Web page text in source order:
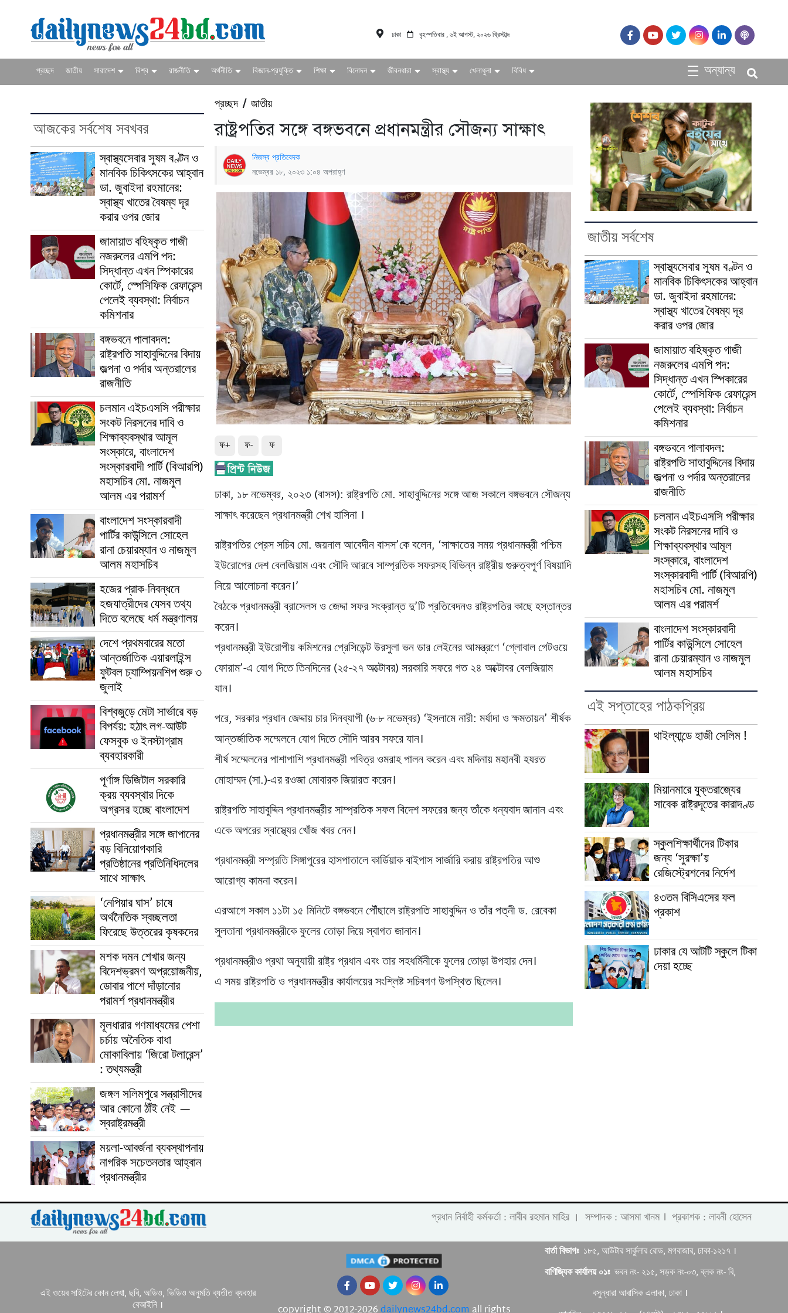
ঢাকা বৃহস্পতিবার , ৬ই আগস্ট, ২০২৬ খ্রিস্টাব্দ
প্রচ্ছদ জাতীয় সারাদেশ বিশ্ব রাজনীতি অর্থনীতি বিজ্ঞান-প্রযুক্তি শিক্ষা বিনোদন জীবনধারা স্বাস্থ্য খেলাধুলা বিবিধ অন্যান্য
আজকের সর্বশেষ সবখবর
স্বাস্থ্যসেবার সুষম বণ্টন ও
মানবিক চিকিৎসকের আহ্বান
ডা. জুবাইদা রহমানের:
স্বাস্থ্য খাতের বৈষম্য দূর
করার ওপর জোর
জামায়াত বহিষ্কৃত গাজী
নজরুলের এমপি পদ:
সিদ্ধান্ত এখন স্পিকারের
কোর্টে, স্পেসিফিক রেফারেন্স
পেলেই ব্যবস্থা: নির্বাচন
কমিশনার
বঙ্গভবনে পালাবদল:
রাষ্ট্রপতি সাহাবুদ্দিনের বিদায়
জল্পনা ও পর্দার অন্তরালের
রাজনীতি
চলমান এইচএসসি পরীক্ষার
সংকট নিরসনের দাবি ও
শিক্ষাব্যবস্থার আমূল
সংস্কারে, বাংলাদেশ
সংস্কারবাদী পার্টি (বিআরপি)
মহাসচিব মো. নাজমুল
আলম এর পরামর্শ
বাংলাদেশ সংস্কারবাদী
পার্টির কাউন্সিলে সোহেল
রানা চেয়ারম্যান ও নাজমুল
আলম মহাসচিব
হজের প্রাক-নিবন্ধনে
হজযাত্রীদের যেসব তথ্য
দিতে বলেছে ধর্ম মন্ত্রণালয়
দেশে প্রথমবারের মতো
আন্তর্জাতিক এয়ারলাইন্স
ফুটবল চ্যাম্পিয়নশিপ শুরু ৩
জুলাই
বিশ্বজুড়ে মেটা সার্ভারে বড়
বিপর্যয়: হঠাৎ লগ-আউট
ফেসবুক ও ইনস্টাগ্রাম
ব্যবহারকারী
পূর্ণাঙ্গ ডিজিটাল সরকারি
ক্রয় ব্যবস্থার দিকে
অগ্রসর হচ্ছে বাংলাদেশ
প্রধানমন্ত্রীর সঙ্গে জাপানের
বড় বিনিয়োগকারি
প্রতিষ্ঠানের প্রতিনিধিদলের
সাথে সাক্ষাৎ
‘নেপিয়ার ঘাস’ চাষে
অর্থনৈতিক স্বচ্ছলতা
ফিরেছে উত্তরের কৃষকদের
মশক দমন শেখার জন্য
বিদেশভ্রমণ অপ্রয়োজনীয়,
ডোবার পাশে দাঁড়ানোর
পরামর্শ প্রধানমন্ত্রীর
মূলধারার গণমাধ্যমের পেশা
চর্চায় অনৈতিক বাধা
মোকাবিলায় ‘জিরো টলারেন্স’
: তথ্যমন্ত্রী
জঙ্গল সলিমপুরে সন্ত্রাসীদের
আর কোনো ঠাঁই নেই —
স্বরাষ্ট্রমন্ত্রী
ময়লা-আবর্জনা ব্যবস্থাপনায়
নাগরিক সচেতনতার আহ্বান
প্রধানমন্ত্রীর
প্রচ্ছদ/জাতীয়
রাষ্ট্রপতির সঙ্গে বঙ্গভবনে প্রধানমন্ত্রীর সৌজন্য সাক্ষাৎ
নিজস্ব প্রতিবেদক
নভেম্বর ১৮, ২০২৩ ১:০৪ অপরাহ্ণ
ফ+ ফ- ফ
ঢাকা, ১৮ নভেম্বর, ২০২৩ (বাসস): রাষ্ট্রপতি মো. সাহাবুদ্দিনের সঙ্গে আজ সকালে বঙ্গভবনে সৌজন্য
সাক্ষাৎ করেছেন প্রধানমন্ত্রী শেখ হাসিনা ।
রাষ্ট্রপতির প্রেস সচিব মো. জয়নাল আবেদীন বাসস’কে বলেন, ‘সাক্ষাতের সময় প্রধানমন্ত্রী পশ্চিম
ইউরোপের দেশ বেলজিয়াম এবং সৌদি আরবে সাম্প্রতিক সফরসহ বিভিন্ন রাষ্ট্রীয় গুরুত্বপূর্ণ বিষয়াদি
নিয়ে আলোচনা করেন।’
বৈঠকে প্রধানমন্ত্রী ব্রাসেলস ও জেদ্দা সফর সংক্রান্ত দু’টি প্রতিবেদনও রাষ্ট্রপতির কাছে হস্তান্তর
করেন।
প্রধানমন্ত্রী ইউরোপীয় কমিশনের প্রেসিডেন্ট উরসুলা ভন ডার লেইনের আমন্ত্রণে ‘গ্লোবাল গেটওয়ে
ফোরাম’-এ যোগ দিতে তিনদিনের (২৫-২৭ অক্টোবর) সরকারি সফরে গত ২৪ অক্টোবর বেলজিয়াম
যান।
পরে, সরকার প্রধান জেদ্দায় চার দিনব্যাপী (৬-৮ নভেম্বর) ‘ইসলামে নারী: মর্যাদা ও ক্ষমতায়ন’ শীর্ষক
আন্তর্জাতিক সম্মেলনে যোগ দিতে সৌদি আরব সফরে যান।
শীর্ষ সম্মেলনের পাশাপাশি প্রধানমন্ত্রী পবিত্র ওমরাহ পালন করেন এবং মদিনায় মহানবী হযরত
মোহাম্মদ (সা.)-এর রওজা মোবারক জিয়ারত করেন।
রাষ্ট্রপতি সাহাবুদ্দিন প্রধানমন্ত্রীর সাম্প্রতিক সফল বিদেশ সফরের জন্য তাঁকে ধন্যবাদ জানান এবং
একে অপরের স্বাস্থ্যের খোঁজ খবর নেন।
প্রধানমন্ত্রী সম্প্রতি সিঙ্গাপুরের হাসপাতালে কার্ডিয়াক বাইপাস সার্জারি করায় রাষ্ট্রপতির আশু
আরোগ্য কামনা করেন।
এরআগে সকাল ১১টা ১৫ মিনিটে বঙ্গভবনে পৌঁছালে রাষ্ট্রপতি সাহাবুদ্দিন ও তাঁর পত্নী ড. রেবেকা
সুলতানা প্রধানমন্ত্রীকে ফুলের তোড়া দিয়ে স্বাগত জানান।
প্রধানমন্ত্রীও প্রথা অনুযায়ী রাষ্ট্র প্রধান এবং তার সহধর্মিনীকে ফুলের তোড়া উপহার দেন।
এ সময় রাষ্ট্রপতি ও প্রধানমন্ত্রীর কার্যালয়ের সংশ্লিষ্ট সচিবগণ উপস্থিত ছিলেন।
জাতীয় সর্বশেষ
স্বাস্থ্যসেবার সুষম বণ্টন ও
মানবিক চিকিৎসকের আহ্বান
ডা. জুবাইদা রহমানের:
স্বাস্থ্য খাতের বৈষম্য দূর
করার ওপর জোর
জামায়াত বহিষ্কৃত গাজী
নজরুলের এমপি পদ:
সিদ্ধান্ত এখন স্পিকারের
কোর্টে, স্পেসিফিক রেফারেন্স
পেলেই ব্যবস্থা: নির্বাচন
কমিশনার
বঙ্গভবনে পালাবদল:
রাষ্ট্রপতি সাহাবুদ্দিনের বিদায়
জল্পনা ও পর্দার অন্তরালের
রাজনীতি
চলমান এইচএসসি পরীক্ষার
সংকট নিরসনের দাবি ও
শিক্ষাব্যবস্থার আমূল
সংস্কারে, বাংলাদেশ
সংস্কারবাদী পার্টি (বিআরপি)
মহাসচিব মো. নাজমুল
আলম এর পরামর্শ
বাংলাদেশ সংস্কারবাদী
পার্টির কাউন্সিলে সোহেল
রানা চেয়ারম্যান ও নাজমুল
আলম মহাসচিব
এই সপ্তাহের পাঠকপ্রিয়
থাইল্যান্ডে হাজী সেলিম !
মিয়ানমারে যুক্তরাজ্যের
সাবেক রাষ্ট্রদূতের কারাদণ্ড
স্কুলশিক্ষার্থীদের টিকার
জন্য ‘সুরক্ষা’য়
রেজিস্ট্রেশনের নির্দেশ
৪৩তম বিসিএসের ফল
প্রকাশ
ঢাকার যে আটটি স্কুলে টিকা
দেয়া হচ্ছে
প্রধান নির্বাহী কর্মকর্তা : লাবীব রহমান মাহির । সম্পাদক : আসমা খানম । প্রকাশক : লাবনী হোসেন
এই ওয়েব সাইটের কোন লেখা, ছবি, অডিও, ভিডিও অনুমতি ব্যতীত ব্যবহার
বেআইনি ।
বার্তা বিভাগঃ১৮৫, আউটার সার্কুলার রোড, মগবাজার, ঢাকা-১২১৭ ।
বাণিজ্যিক কার্যালয় ০১ঃভবন নং- ২১৫, সড়ক নং-০৩, ব্লক নং- বি,
বসুন্ধারা আবাসিক এলাকা, ঢাকা ।